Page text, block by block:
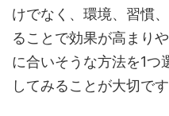
けでなく、環境、習慣
ることで効果が高まり
に合いそうな方法を1つ
してみることが大切です